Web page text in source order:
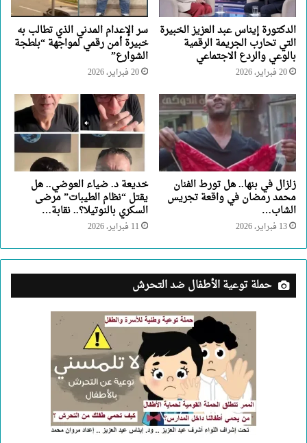
الدكتورة إيناس عبد العزيز الخبيرة
التي تحارب الجريمة الرقمية
بالوعي والردع الاجتماعي
20 فبراير، 2026
سر الإعدام المدني الذي تطالب به
خبيرة أمن رقمي لمواجهة “بلطجة
الشوارع”
20 فبراير، 2026
زلزال في بنها.. هل تورط الفنان
محمد رمضان في واقعة تجريس
الشاب…
13 فبراير، 2026
خديعة د. ضياء العوضي.. هل
يقتل “نظام الطيبات” مرضى
السكري بالنوتيلا؟.. نقابة…
11 فبراير، 2026
حملة توعية الأطفال ضد التحرش